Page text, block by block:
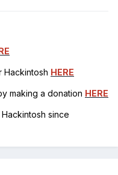
Hackintosh HERE
making a donation HERE
since